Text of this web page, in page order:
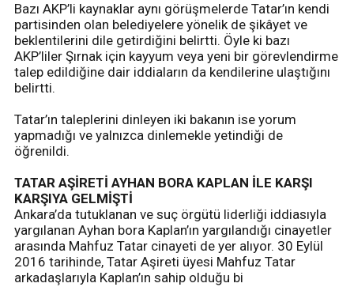
Bazı AKP’li kaynaklar aynı görüşmelerde Tatar’ın kendi
partisinden olan belediyelere yönelik de şikâyet ve
beklentilerini dile getirdiğini belirtti. Öyle ki bazı
AKP’liler Şırnak için kayyum veya yeni bir görevlendirme
talep edildiğine dair iddiaların da kendilerine ulaştığını
belirtti.
Tatar’ın taleplerini dinleyen iki bakanın ise yorum
yapmadığı ve yalnızca dinlemekle yetindiği de
öğrenildi.
TATAR AŞİRETİ AYHAN BORA KAPLAN İLE KARŞI
KARŞIYA GELMİŞTİ
Ankara’da tutuklanan ve suç örgütü liderliği iddiasıyla
yargılanan Ayhan bora Kaplan’ın yargılandığı cinayetler
arasında Mahfuz Tatar cinayeti de yer alıyor. 30 Eylül
2016 tarihinde, Tatar Aşireti üyesi Mahfuz Tatar
arkadaşlarıyla Kaplan’ın sahip olduğu bi